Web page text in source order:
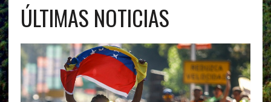
ÚLTIMAS NOTICIAS